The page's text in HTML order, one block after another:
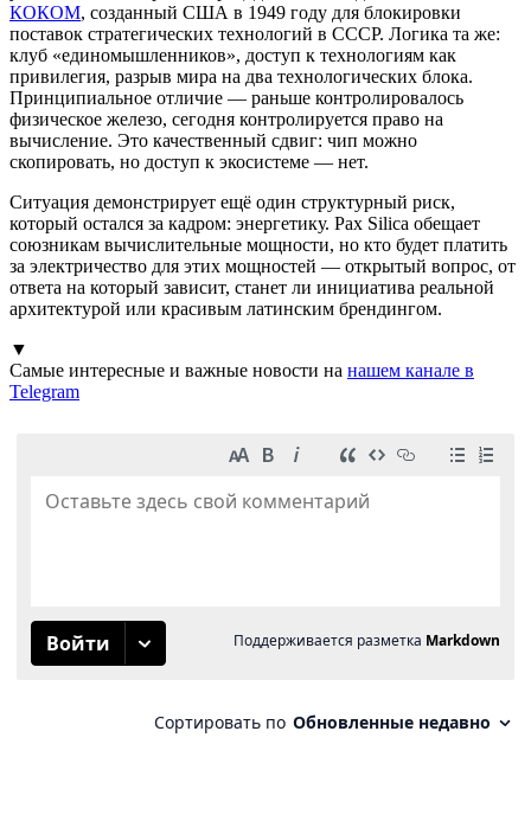
КОКОМ, созданный США в 1949 году для блокировки
поставок стратегических технологий в СССР. Логика та же:
клуб «единомышленников», доступ к технологиям как
привилегия, разрыв мира на два технологических блока.
Принципиальное отличие — раньше контролировалось
физическое железо, сегодня контролируется право на
вычисление. Это качественный сдвиг: чип можно
скопировать, но доступ к экосистеме — нет.
Ситуация демонстрирует ещё один структурный риск,
который остался за кадром: энергетику. Pax Silica обещает
союзникам вычислительные мощности, но кто будет платить
за электричество для этих мощностей — открытый вопрос, от
ответа на который зависит, станет ли инициатива реальной
архитектурой или красивым латинским брендингом.
▼
Самые интересные и важные новости на нашем канале в
Telegram